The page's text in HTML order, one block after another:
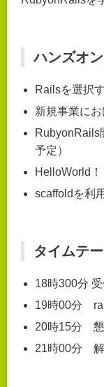
ハンズオ
Railsを選択
新規事業に
RubyonRails
予定）
HelloWorld！
scaffoldを利
タイムテ
18時300分 受
19時00分
20時15分
21時00分